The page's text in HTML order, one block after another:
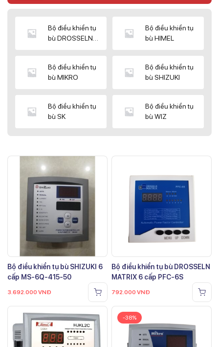
Bộ điều khiển tụ
bù DROSSELN
Bộ điều khiển tụ
bù HIMEL
Bộ điều khiển tụ
bù MIKRO
Bộ điều khiển tụ
bù SHIZUKI
Bộ điều khiển tụ
bù SK
Bộ điều khiển tụ
bù WIZ
Bộ điều khiển tụ bù SHIZUKI 6
cấp MS-6Q-415-50
3.692.000 VNĐ
Bộ điều khiển tụ bù DROSSELN
MATRIX 6 cấp PFC-6S
792.000 VNĐ
-38%